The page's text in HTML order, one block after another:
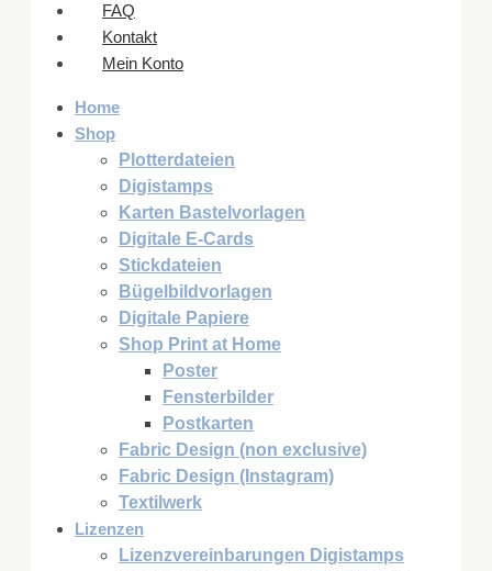
FAQ
Kontakt
Mein Konto
Home
Shop
Plotterdateien
Digistamps
Karten Bastelvorlagen
Digitale E-Cards
Stickdateien
Bügelbildvorlagen
Digitale Papiere
Shop Print at Home
Poster
Fensterbilder
Postkarten
Fabric Design (non exclusive)
Fabric Design (Instagram)
Textilwerk
Lizenzen
Lizenzvereinbarungen Digistamps